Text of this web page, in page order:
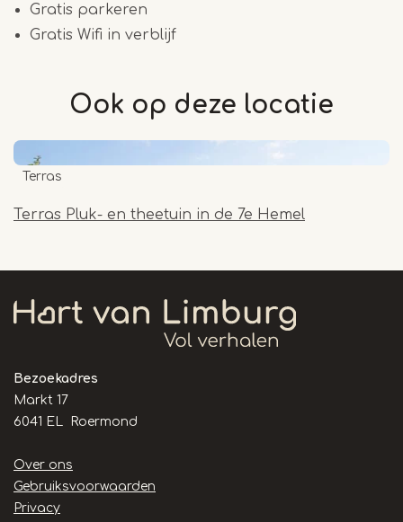
Gratis parkeren
Gratis Wifi in verblijf
Ook op deze locatie
Terras Pluk- en theetuin in de 7e Hemel
Terras
Bezoekadres
Markt 17
6041 EL Roermond
Handige
links
Over ons
Gebruiksvoorwaarden
Privacy